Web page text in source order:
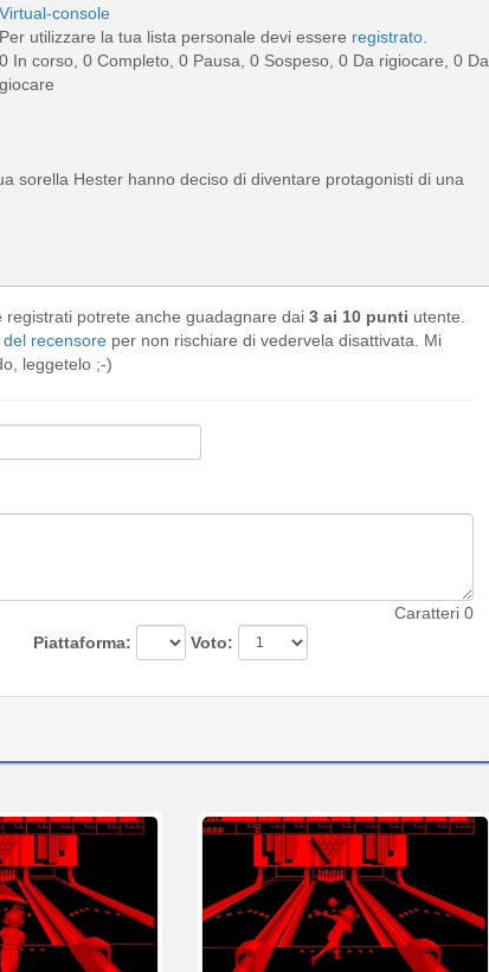
Virtual-console
Per utilizzare la tua lista personale devi essere registrato
0 In corso, 0 Completo, 0 Pausa, 0 Sospeso, 0 Da rigiocare, 0 Da
giocare
sorella Hester hanno deciso di diventare protagonisti di una
potrete anche guadagnare dai 3 ai 10 punti utente.
recensore per non rischiare di vedervela disattivata. Mi
leggetelo ;-)
Caratteri 0
Piattaforma:
Voto: